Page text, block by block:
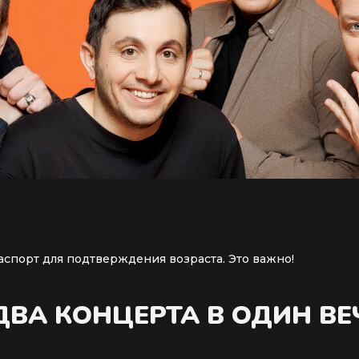
для подтверждения возраста. Это важно!
КОНЦЕРТА В ОДИН